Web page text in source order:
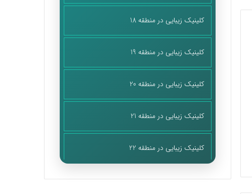
کلینیک زیبایی در منطقه 18
کلینیک زیبایی در منطقه 19
کلینیک زیبایی در منطقه 20
کلینیک زیبایی در منطقه 21
کلینیک زیبایی در منطقه 22